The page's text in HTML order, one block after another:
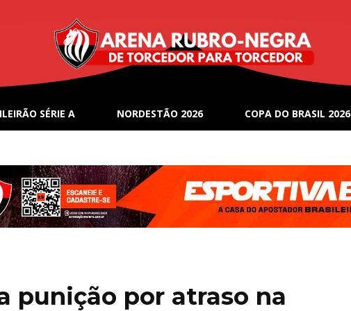
SÉRIE A NORDESTÃO 2026 COPA DO BRASIL 2026
punição por atraso na